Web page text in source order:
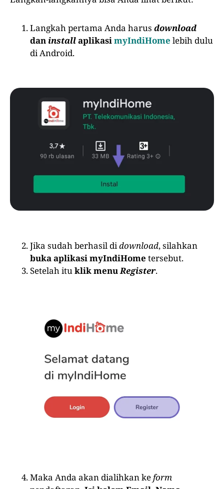
Langkah pertama Anda harus download
dan installaplikasimyIndiHome lebih dulu
di Android.
Jika sudah berhasil didownload, silahkan
buka aplikasi myIndiHome tersebut.
Setelah ituklik menuRegister.
Maka Anda akan dialihkan keform